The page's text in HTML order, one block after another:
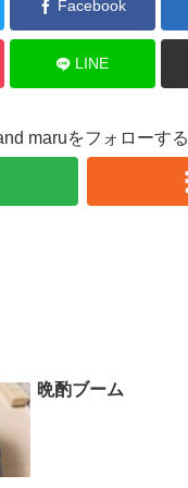
Facebook
LINE
maruをフォローする
晩酌ブーム